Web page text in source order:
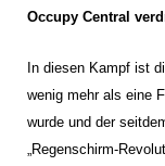
Occupy Central
In diesen Kampf ist
wenig mehr als eine
wurde und der
„Regenschirm-